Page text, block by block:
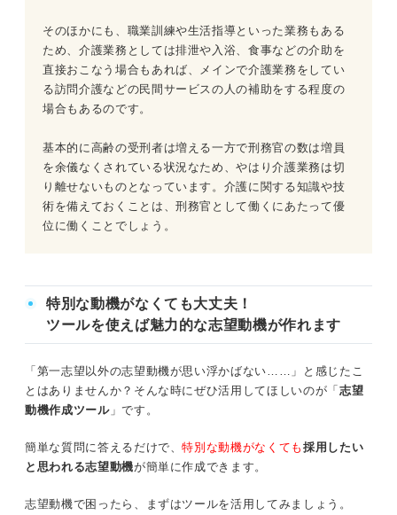
そのほかにも、職業訓練や生活指導といった業務もある
ため、介護業務としては排泄や入浴、食事などの介助を
直接おこなう場合もあれば、メインで介護業務をしてい
る訪問介護などの民間サービスの人の補助をする程度の
場合もあるのです。
基本的に高齢の受刑者は増える一方で刑務官の数は増員
を余儀なくされている状況なため、やはり介護業務は切
り離せないものとなっています。介護に関する知識や技
術を備えておくことは、刑務官として働くにあたって優
位に働くことでしょう。
特別な動機がなくても大丈夫！
ツールを使えば魅力的な志望動機が作れます
「第一志望以外の志望動機が思い浮かばない……」と感じたこ
とはありませんか？そんな時にぜひ活用してほしいのが「 志望
動機作成ツール」です。
簡単な質問に答えるだけで、特別な動機がなくても 採用したい
と思われる志望動機が簡単に作成できます。
志望動機で困ったら、まずはツールを活用してみましょう。